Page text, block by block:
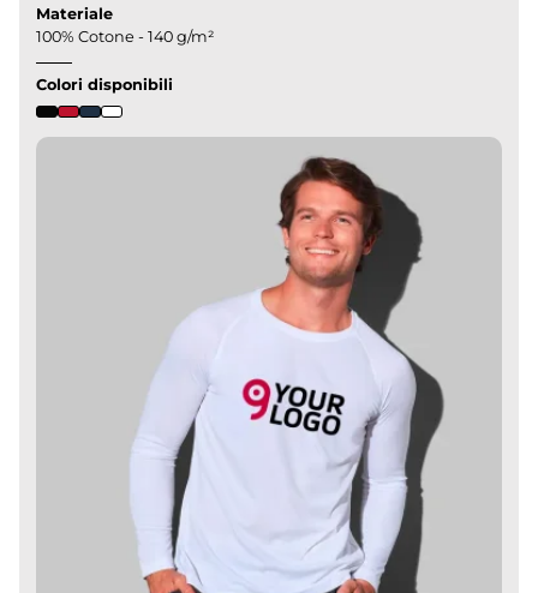
Materiale
100% Cotone - 140 g/m²
Colori disponibili